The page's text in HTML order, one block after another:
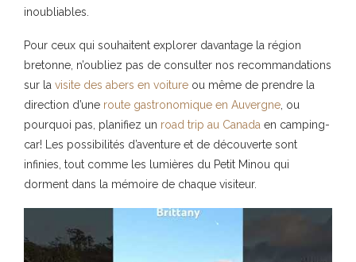
inoubliables.
Pour ceux qui souhaitent explorer davantage la région
bretonne, n’oubliez pas de consulter nos recommandations
sur la visite des abers en voiture ou même de prendre la
direction d’une route gastronomique en Auvergne , ou
pourquoi pas, planifiez un road trip au Canada en camping-
car! Les possibilités d’aventure et de découverte sont
infinies, tout comme les lumières du Petit Minou qui
dorment dans la mémoire de chaque visiteur.